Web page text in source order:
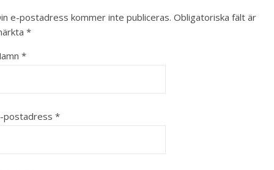
e-postadress kommer inte publiceras. Obligatoriska fält är
*
*
postadress *